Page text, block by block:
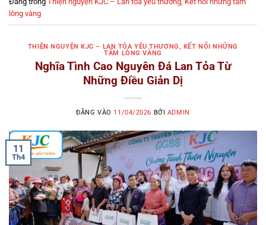
lòng vàng
THIỆN NGUYỆN KJC – LAN TỎA YÊU THƯƠNG, KẾT NỐI NHỮNG
TẤM LÒNG VÀNG
Nghĩa Tình Cao Nguyên Đá Lan Tỏa Từ
Những Điều Giản Dị
ĐĂNG VÀO 11/04/2026 BỞI ADMIN
11
Th4